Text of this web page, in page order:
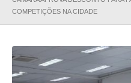
COMPETIÇÕES NA CIDADE